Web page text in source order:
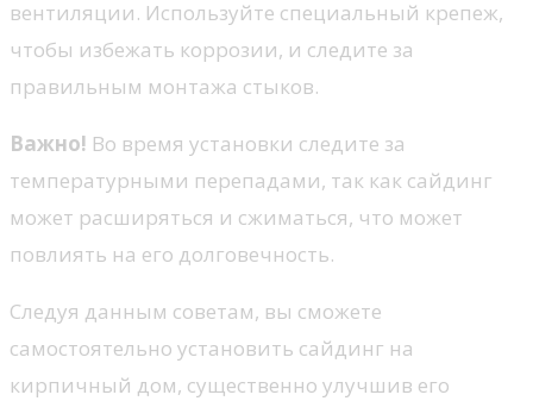
вентиляции. Используйте специальный крепеж,
чтобы избежать коррозии, и следите за
правильным монтажа стыков.
Важно! Во время установки следите за
температурными перепадами, так как сайдинг
может расширяться и сжиматься, что может
повлиять на его долговечность.
Следуя данным советам, вы сможете
самостоятельно установить сайдинг на
кирпичный дом, существенно улучшив его